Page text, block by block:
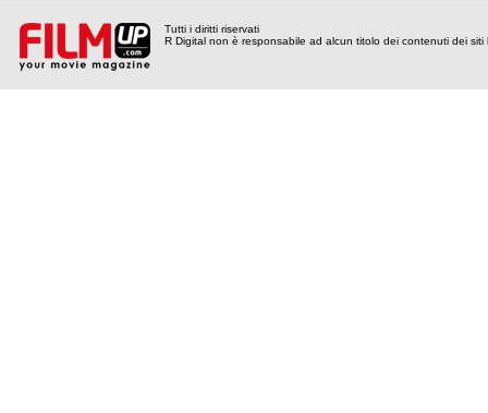
Tutti i diritti riservati
R Digital non è responsabile ad alcun titolo dei contenuti dei siti